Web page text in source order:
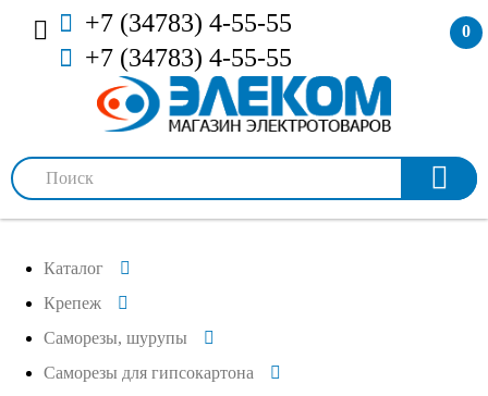
+7 (34783) 4-55-55
+7 (34783) 4-55-55
0
Каталог
Крепеж
Саморезы, шурупы
Саморезы для гипсокартона